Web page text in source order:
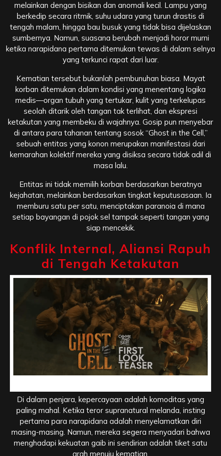
melainkan dengan bisikan dan anomali kecil. Lampu yang
berkedip secara ritmik, suhu udara yang turun drastis di
tengah malam, hingga bau busuk yang tidak bisa dijelaskan
sumbernya. Namun, suasana berubah menjadi horor murni
ketika narapidana pertama ditemukan tewas di dalam selnya
yang terkunci rapat dari luar.
Kematian tersebut bukanlah pembunuhan biasa. Mayat
korban ditemukan dalam kondisi yang menentang logika
medis—organ tubuh yang tertukar, kulit yang terkelupas
seolah ditarik oleh tangan tak terlihat, dan ekspresi
ketakutan yang membeku di wajahnya. Gosip pun menyebar
di antara para tahanan tentang sosok “Ghost in the Cell,”
sebuah entitas yang konon merupakan manifestasi dari
kemarahan kolektif mereka yang disiksa secara tidak adil di
masa lalu.
Entitas ini tidak memilih korban berdasarkan beratnya
kejahatan, melainkan berdasarkan tingkat keputusasaan. Ia
memburu satu per satu, menciptakan paranoia di mana
setiap bayangan di pojok sel tampak seperti tangan yang
siap mencekik.
Konflik Internal, Aliansi Rapuh
di Tengah Ketakutan
Di dalam penjara, kepercayaan adalah komoditas yang
paling mahal. Ketika teror supranatural melanda, insting
pertama para narapidana adalah menyelamatkan diri
masing-masing. Namun, mereka segera menyadari bahwa
menghadapi kekuatan gaib ini sendirian adalah tiket satu
arah menuju kematian.